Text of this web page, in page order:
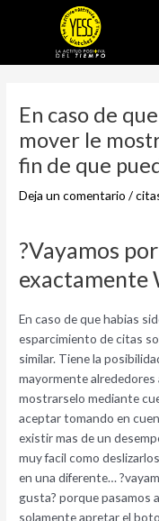
En caso de
mover le
fin de que
Deja un comentario /
?Vayamos
exactamente
En caso de que habias
esparcimiento de citas
similar. Tiene la
mayormente
mostrarselo mediante
aceptar tomando en
existir mas de un
muy facil como
en una diferente…
gusta? porque pasamos
solamente apretar el
entradas